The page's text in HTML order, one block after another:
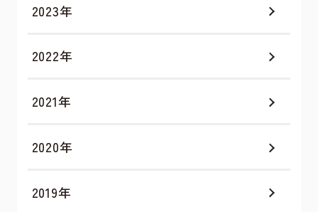
2023年
2022年
2021年
2020年
2019年